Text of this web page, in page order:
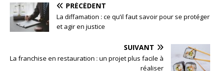
PRÉCÉDENT
La diffamation : ce qu’il faut savoir pour se protéger
et agir en justice
SUIVANT
La franchise en restauration : un projet plus facile à
réaliser